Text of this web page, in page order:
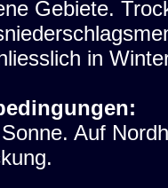
Gebiete.
in
Auf